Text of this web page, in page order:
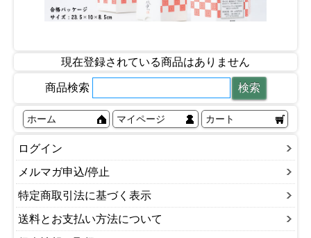
現在登録されている商品はありません
商品検索
ホーム マイページ カート
ログイン
メルマガ申込/停止
特定商取引法に基づく表示
送料とお支払い方法について